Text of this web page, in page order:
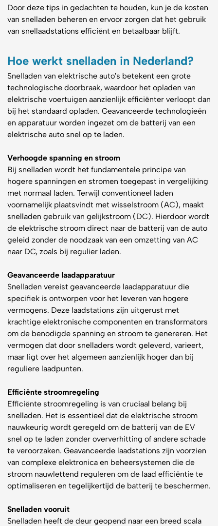
Door deze tips in gedachten te houden, kun je de kosten
van snelladen beheren en ervoor zorgen dat het gebruik
van snellaadstations efficiënt en betaalbaar blijft.
Hoe werkt snelladen in Nederland?
Snelladen van elektrische auto's betekent een grote
technologische doorbraak, waardoor het opladen van
elektrische voertuigen aanzienlijk efficiënter verloopt dan
bij het standaard opladen. Geavanceerde technologieën
en apparatuur worden ingezet om de batterij van een
elektrische auto snel op te laden.
Verhoogde spanning en stroom
Bij snelladen wordt het fundamentele principe van
hogere spanningen en stromen toegepast in vergelijking
met normaal laden. Terwijl conventioneel laden
voornamelijk plaatsvindt met wisselstroom (AC), maakt
snelladen gebruik van gelijkstroom (DC). Hierdoor wordt
de elektrische stroom direct naar de batterij van de auto
geleid zonder de noodzaak van een omzetting van AC
naar DC, zoals bij regulier laden.
Geavanceerde laadapparatuur
Snelladen vereist geavanceerde laadapparatuur die
specifiek is ontworpen voor het leveren van hogere
vermogens. Deze laadstations zijn uitgerust met
krachtige elektronische componenten en transformators
om de benodigde spanning en stroom te genereren. Het
vermogen dat door snelladers wordt geleverd, varieert,
maar ligt over het algemeen aanzienlijk hoger dan bij
reguliere laadpunten.
Efficiënte stroomregeling
Efficiënte stroomregeling is van cruciaal belang bij
snelladen. Het is essentieel dat de elektrische stroom
nauwkeurig wordt geregeld om de batterij van de EV
snel op te laden zonder oververhitting of andere schade
te veroorzaken. Geavanceerde laadstations zijn voorzien
van complexe elektronica en beheersystemen die de
stroom nauwlettend reguleren om de laad efficiëntie te
optimaliseren en tegelijkertijd de batterij te beschermen.
Snelladen vooruit
Snelladen heeft de deur geopend naar een breed scala